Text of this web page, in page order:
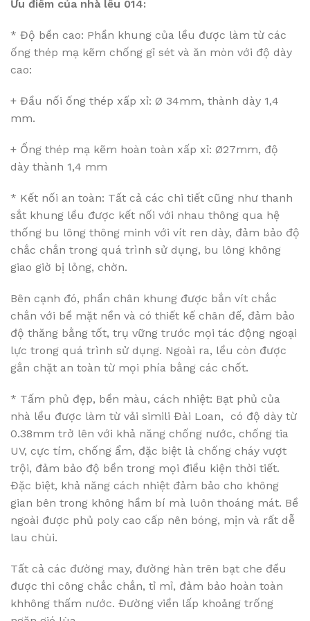
Ưu điểm của nhà lều 014:
* Độ bền cao: Phần khung của lều được làm từ các
ống thép mạ kẽm chống gỉ sét và ăn mòn với độ dày
cao:
+ Đầu nối ống thép xấp xỉ: Ø 34mm, thành dày 1,4
mm.
+ Ống thép mạ kẽm hoàn toàn xấp xỉ: Ø27mm, độ
dày thành 1,4 mm
* Kết nối an toàn: Tất cả các chi tiết cũng như thanh
sắt khung lều được kết nối với nhau thông qua hệ
thống bu lông thông minh với vít ren dày, đảm bảo độ
chắc chắn trong quá trình sử dụng, bu lông không
giao giờ bị lỏng, chờn.
Bên cạnh đó, phần chân khung được bắn vít chắc
chắn với bề mặt nền và có thiết kế chân đế, đảm bảo
độ thăng bằng tốt, trụ vững trước mọi tác động ngoại
lực trong quá trình sử dụng. Ngoài ra, lều còn được
gắn chặt an toàn từ mọi phía bằng các chốt.
* Tấm phủ đẹp, bền màu, cách nhiệt: Bạt phủ của
nhà lều được làm từ vải simili Đài Loan, có độ dày từ
0.38mm trở lên với khả năng chống nước, chống tia
UV, cực tím, chống ẩm, đặc biệt là chống cháy vượt
trội, đảm bảo độ bền trong mọi điều kiện thời tiết.
Đặc biệt, khả năng cách nhiệt đảm bảo cho không
gian bên trong không hầm bí mà luôn thoáng mát. Bề
ngoài được phủ poly cao cấp nên bóng, mịn và rất dễ
lau chùi.
Tất cả các đường may, đường hàn trên bạt che đều
được thi công chắc chắn, tỉ mỉ, đảm bảo hoàn toàn
khhông thấm nước. Đường viền lấp khoảng trống